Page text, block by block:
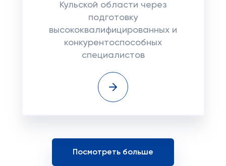
Кульской области через
подготовку
высококвалифицированных и
конкурентоспособных
специалистов
Посмотреть больше